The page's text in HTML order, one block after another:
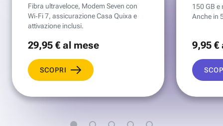
Fibra ultraveloce, Modem Seven con
Wi‑Fi 7, assicurazione Casa Quixa e
attivazione inclusi.
29,95 €al mese
SCOPRI
150 GB e
Anche in
9,95 €